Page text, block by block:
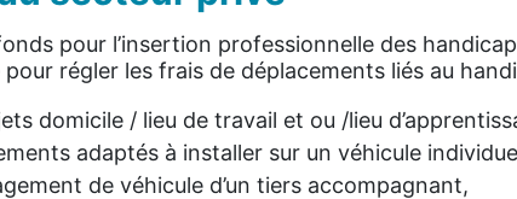
pour l’insertion professionnelle des
régler les frais de déplacements liés au
domicile / lieu de travail et ou /lieu
adaptés à installer sur un véhicule
de véhicule d’un tiers accompagnant,